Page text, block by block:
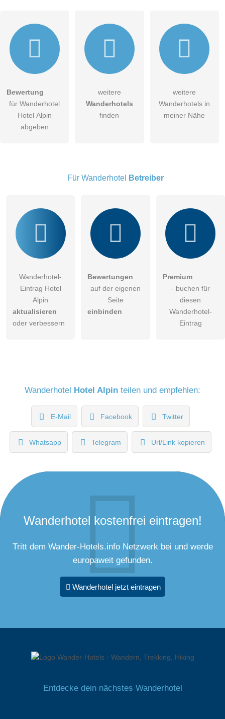
Hiermit akzeptiere ich dieAGB
DieDatenschutzerklärung habe ich zur Kenntnis genommen.
Besucher sichtbar.
Bewertung
für Wanderhotel
Hotel Alpin
abgeben
weitere
Wanderhotels
finden
weitere
Wanderhotels in
meiner Nähe
Für Wanderhotel Betreiber
Wanderhotel-
Eintrag Hotel
Alpin
aktualisieren
oder verbessern
Bewertungen
auf der eigenen
Seite
einbinden
Premium
- buchen für
diesen
Wanderhotel-
Eintrag
Wanderhotel Hotel Alpin teilen und empfehlen:
E-Mail Facebook Twitter
Whatsapp Telegram Url/Link kopieren
Wanderhotel kostenfrei eintragen!
Tritt dem Wander-Hotels.info Netzwerk bei und werde
europaweit gefunden.
Wanderhotel jetzt eintragen
Entdecke dein nächstes Wanderhotel